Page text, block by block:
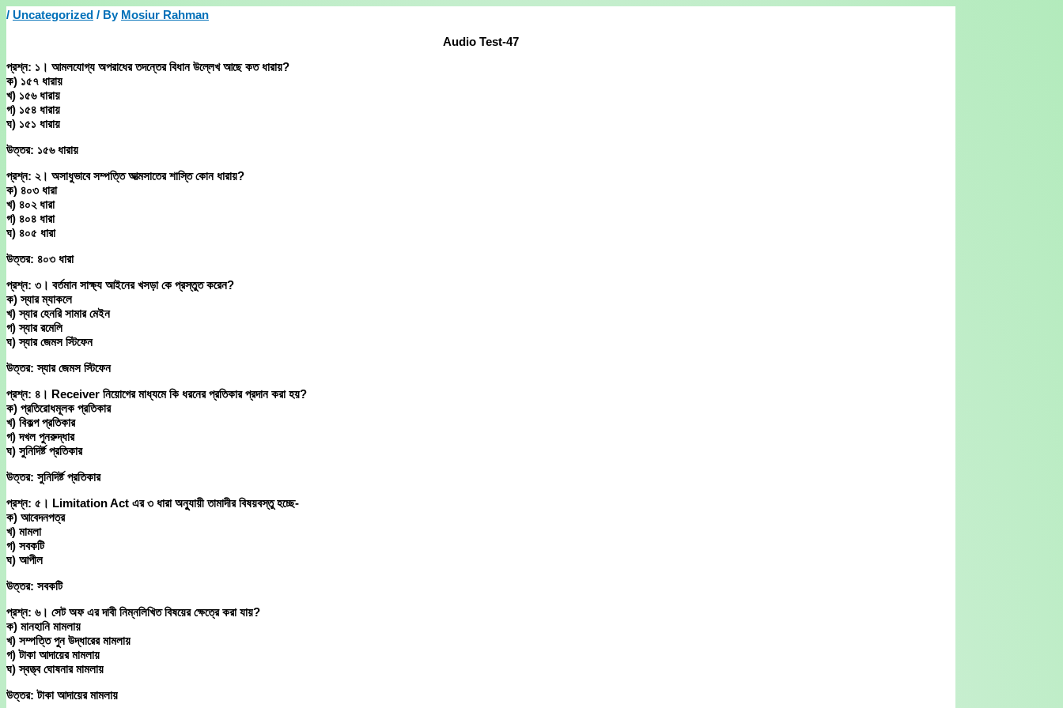
Skip
/ Uncategorized / By Mosiur Rahman
Audio Test-47
প্রশ্ন: ১। আমলযোগ্য অপরাধের তদন্তের বিধান উল্লেখ আছে কত ধারায়?
ক) ১৫৭ ধারায়
খ) ১৫৬ ধারায়
গ) ১৫৪ ধারায়
ঘ) ১৫১ ধারায়
উত্তর: ১৫৬ ধারায়
প্রশ্ন: ২। অসাধুভাবে সম্পত্তি আত্মসাতের শাস্তি কোন ধারায়?
ক) ৪০৩ ধারা
খ) ৪০২ ধারা
গ) ৪০৪ ধারা
ঘ) ৪০৫ ধারা
উত্তর: ৪০৩ ধারা
প্রশ্ন: ৩। বর্তমান সাক্ষ্য আইনের খসড়া কে প্রস্তুত করেন?
ক) স্যার ম্যাকলে
খ) স্যার হেনরি সামার মেইন
গ) স্যার রমেলি
ঘ) স্যার জেমস স্টিফেন
উত্তর: স্যার জেমস স্টিফেন
প্রশ্ন: ৪। Receiver নিয়োগের মাধ্যমে কি ধরনের প্রতিকার প্রদান করা হয়?
ক) প্রতিরোধমূলক প্রতিকার
খ) বিকল্প প্রতিকার
গ) দখল পুনরুদ্ধার
ঘ) সুনিদির্ষ্ট প্রতিকার
উত্তর: সুনিদির্ষ্ট প্রতিকার
প্রশ্ন: ৫। Limitation Act এর ৩ ধারা অনুুযায়ী তামাদীর বিষয়বস্তু হচ্ছে-
ক) আবেদনপত্র
খ) মামলা
গ) সবকটি
ঘ) আপীল
উত্তর: সবকটি
প্রশ্ন: ৬। সেট অফ এর দাবী নিম্নলিখিত বিষয়ের ক্ষেত্রে করা যায়?
ক) মানহানি মামলায়
খ) সম্পত্তি পুন উদ্ধারের মামলায়
গ) টাকা আদায়ের মামলায়
ঘ) স্বত্ত্ব ঘোষনার মামলায়
উত্তর: টাকা আদায়ের মামলায়